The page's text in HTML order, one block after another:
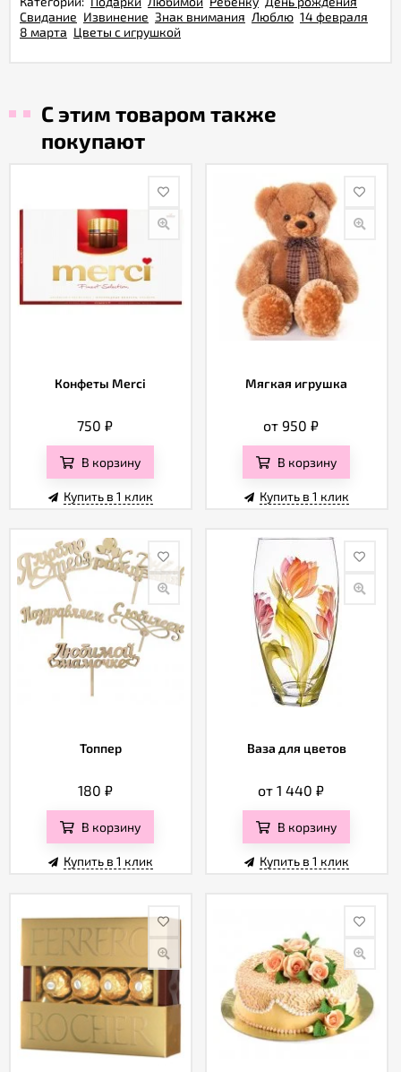
Свидание Извинение Знак внимания Люблю 14 февраля
8 марта Цветы с игрушкой
С этим товаром также
покупают
Конфеты Merci
750₽
В корзину
Купить в 1 клик
Мягкая игрушка
от 950₽
В корзину
Купить в 1 клик
Топпер
180 ₽
В корзину
Купить в 1 клик
Ваза для цветов
от 1 440₽
В корзину
Купить в 1 клик